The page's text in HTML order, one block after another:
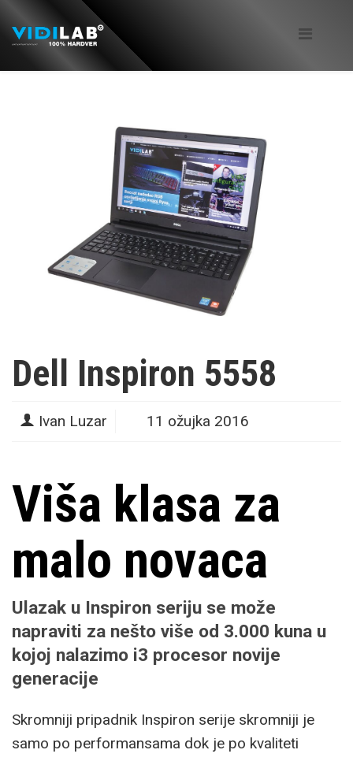
Dell Inspiron 5558
Ivan Luzar 11 ožujka 2016
Viša klasa za
malo novaca
Ulazak u Inspiron seriju se može
napraviti za nešto više od 3.000 kuna u
kojoj nalazimo i3 procesor novije
generacije
Skromniji pripadnik Inspiron serije skromniji je
samo po performansama dok je po kvaliteti